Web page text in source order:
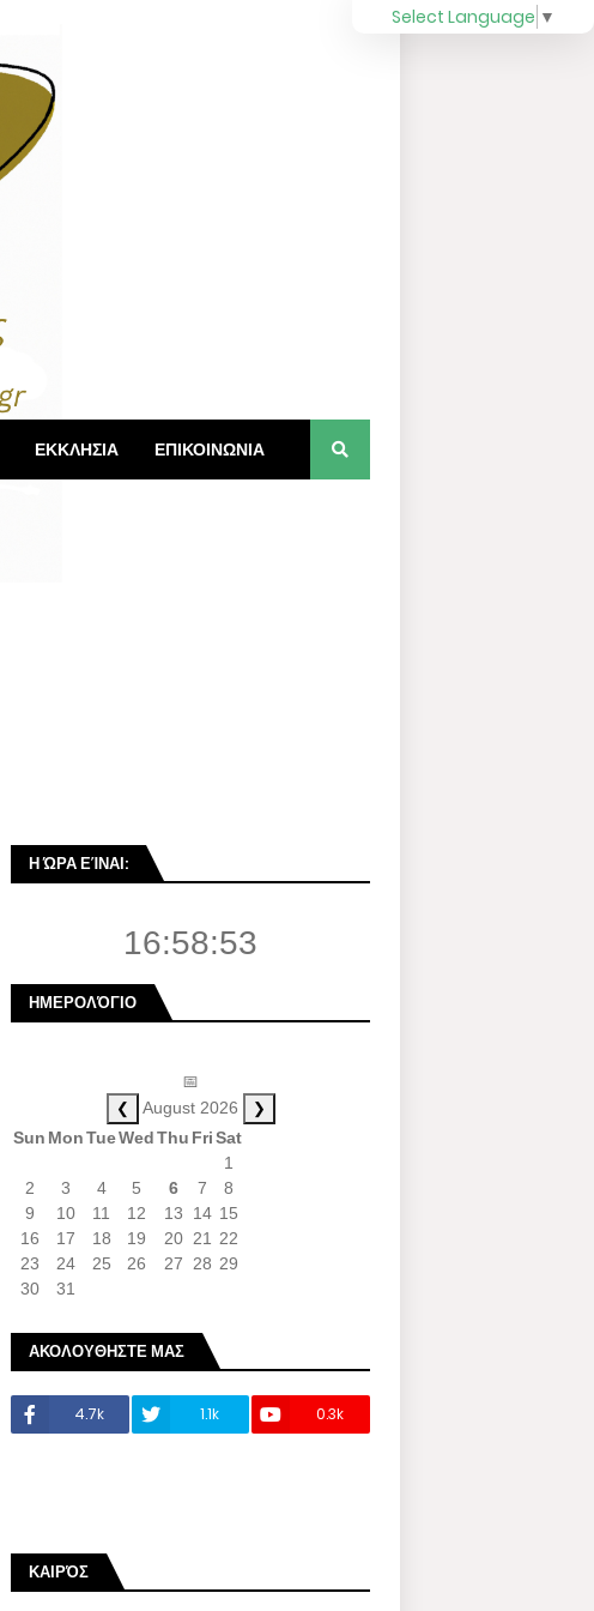
ΕΚΚΛΗΣΙΑ ΕΠΙΚΟΙΝΩΝΙΑ
Select Language ▼
Η ΏΡΑ ΕΊΝΑΙ:
16:58:54
ΗΜΕΡΟΛΌΓΙΟ
📅
❮ August 2026 ❯
Sun MonTueWedThu FriSat
1
2
3 4 5 6 7
8
9
10 11 12 13 14 15
16
17 18 19 20 21
22
23
24 25 26 27 28 29
30
31
ΑΚΟΛΟΥΘΗΣΤΕ ΜΑΣ
4.7k 1.1k 0.3k
ΚΑΙΡΌΣ